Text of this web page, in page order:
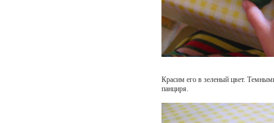
Красим его в зеленый цвет.
панциря.